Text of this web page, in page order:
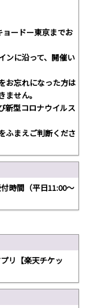
ードー東京までお
ンに沿って、開催い
お忘れになった方は
せん。
新型コロナウイルス
ふまえご判断くださ
間（平日11:00〜
リ【楽天チケッ